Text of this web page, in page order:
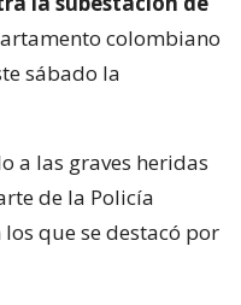
colombiano
sábado la
a las graves heridas
de la Policía
que se destacó por